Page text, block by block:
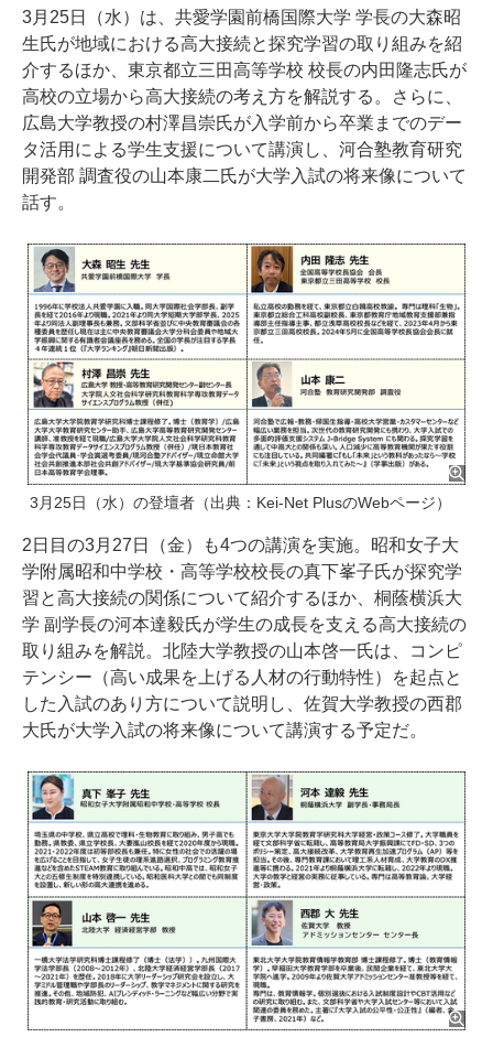
3月25日（水）は、共愛学園前橋国際大学 学長の大森昭
生氏が地域における高大接続と探究学習の取り組みを紹
介するほか、東京都立三田高等学校 校長の内田隆志氏が
高校の立場から高大接続の考え方を解説する。さらに、
広島大学教授の村澤昌崇氏が入学前から卒業までのデー
タ活用による学生支援について講演し、河合塾教育研究
開発部 調査役の山本康二氏が大学入試の将来像について
話す。
3月25日（水）の登壇者（出典：Kei-Net PlusのWebページ）
2日目の3月27日（金）も4つの講演を実施。昭和女子大
学附属昭和中学校・高等学校校長の真下峯子氏が探究学
習と高大接続の関係について紹介するほか、桐蔭横浜大
学 副学長の河本達毅氏が学生の成長を支える高大接続の
取り組みを解説。北陸大学教授の山本啓一氏は、コンピ
テンシー（高い成果を上げる人材の行動特性）を起点と
した入試のあり方について説明し、佐賀大学教授の西郡
大氏が大学入試の将来像について講演する予定だ。